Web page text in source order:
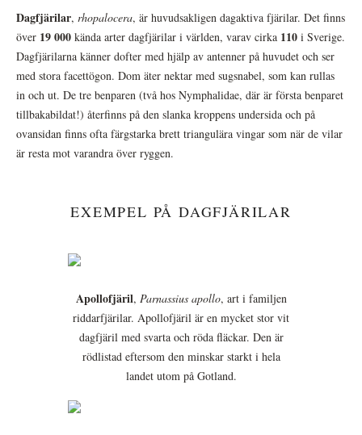
Dagfjärilar, rhopalocera, är huvudsakligen dagaktiva fjärilar. Det finns
över 19 000 kända arter dagfjärilar i världen, varav cirka 110 i Sverige.
Dagfjärilarna känner dofter med hjälp av antenner på huvudet och ser
med stora facettögon. Dom äter nektar med sugsnabel, som kan rullas
in och ut. De tre benparen (två hos Nymphalidae, där är första benparet
tillbakabildat!) återfinns på den slanka kroppens undersida och på
ovansidan finns ofta färgstarka brett triangulära vingar som när de vilar
är resta mot varandra över ryggen.
EXEMPEL PÅ DAGFJÄRILAR
Apollofjäril, Parnassius apollo, art i familjen
riddarfjärilar. Apollofjäril är en mycket stor vit
dagfjäril med svarta och röda fläckar. Den är
rödlistad eftersom den minskar starkt i hela
landet utom på Gotland.